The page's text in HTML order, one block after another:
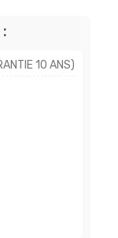
10 ANS)